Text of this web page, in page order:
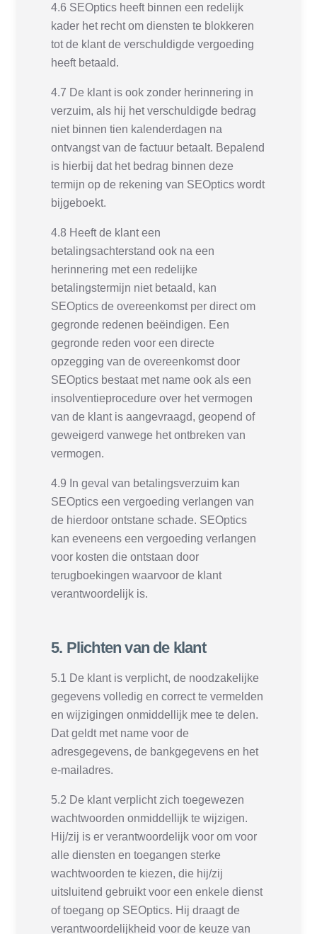
4.6 SEOptics heeft binnen een redelijk
kader het recht om diensten te blokkeren
tot de klant de verschuldigde vergoeding
heeft betaald.
4.7 De klant is ook zonder herinnering in
verzuim, als hij het verschuldigde bedrag
niet binnen tien kalenderdagen na
ontvangst van de factuur betaalt. Bepalend
is hierbij dat het bedrag binnen deze
termijn op de rekening van SEOptics wordt
bijgeboekt.
4.8 Heeft de klant een
betalingsachterstand ook na een
herinnering met een redelijke
betalingstermijn niet betaald, kan
SEOptics de overeenkomst per direct om
gegronde redenen beëindigen. Een
gegronde reden voor een directe
opzegging van de overeenkomst door
SEOptics bestaat met name ook als een
insolventieprocedure over het vermogen
van de klant is aangevraagd, geopend of
geweigerd vanwege het ontbreken van
vermogen.
4.9 In geval van betalingsverzuim kan
SEOptics een vergoeding verlangen van
de hierdoor ontstane schade. SEOptics
kan eveneens een vergoeding verlangen
voor kosten die ontstaan door
terugboekingen waarvoor de klant
verantwoordelijk is.
5. Plichten van de klant
5.1 De klant is verplicht, de noodzakelijke
gegevens volledig en correct te vermelden
en wijzigingen onmiddellijk mee te delen.
Dat geldt met name voor de
adresgegevens, de bankgegevens en het
e-mailadres.
5.2 De klant verplicht zich toegewezen
wachtwoorden onmiddellijk te wijzigen.
Hij/zij is er verantwoordelijk voor om voor
alle diensten en toegangen sterke
wachtwoorden te kiezen, die hij/zij
uitsluitend gebruikt voor een enkele dienst
of toegang op SEOptics. Hij draagt de
verantwoordelijkheid voor de keuze van